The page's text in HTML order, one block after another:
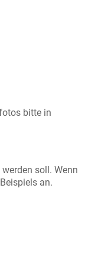
bitte in
soll. Wenn
an.